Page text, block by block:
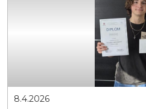
8.4.2026